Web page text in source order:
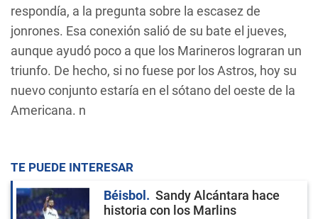
respondía, a la pregunta sobre la escasez de
jonrones. Esa conexión salió de su bate el jueves,
aunque ayudó poco a que los Marineros lograran un
triunfo. De hecho, si no fuese por los Astros, hoy su
nuevo conjunto estaría en el sótano del oeste de la
Americana. n
TE PUEDE INTERESAR
Béisbol
Sandy Alcántara hace
historia con los Marlins